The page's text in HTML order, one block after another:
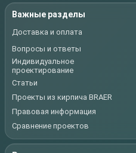
Важные разделы
Доставка и оплата
Вопросы и ответы
Индивидуальное
проектирование
Статьи
Проекты из кирпича BRAER
Правовая информация
Сравнение проектов